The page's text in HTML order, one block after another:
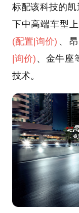
标配该科技的
下中高端车型上
(配置|询价) 、
|询价) 、金牛座
技术。